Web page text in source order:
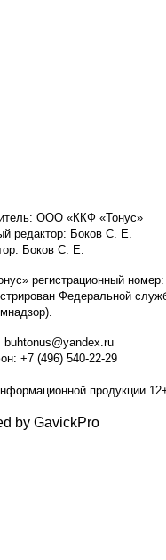
ООО «ККФ «Тонус»
редактор: Боков С. Е.
Боков С. Е.
регистрационный
Федеральной
buhtonus@yandex.ru
+7 (496) 540-22-29
продукции
by GavickPro